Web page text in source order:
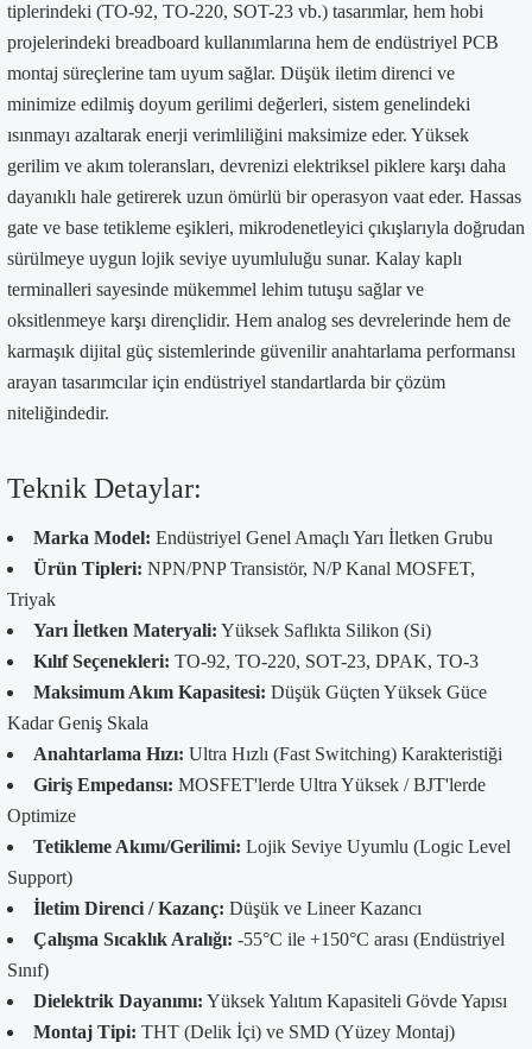
tiplerindeki (TO-92, TO-220, SOT-23 vb.) tasarımlar, hem hobi
projelerindeki breadboard kullanımlarına hem de endüstriyel PCB
montaj süreçlerine tam uyum sağlar. Düşük iletim direnci ve
minimize edilmiş doyum gerilimi değerleri, sistem genelindeki
ısınmayı azaltarak enerji verimliliğini maksimize eder. Yüksek
gerilim ve akım toleransları, devrenizi elektriksel piklere karşı daha
dayanıklı hale getirerek uzun ömürlü bir operasyon vaat eder. Hassas
gate ve base tetikleme eşikleri, mikrodenetleyici çıkışlarıyla doğrudan
sürülmeye uygun lojik seviye uyumluluğu sunar. Kalay kaplı
terminalleri sayesinde mükemmel lehim tutuşu sağlar ve
oksitlenmeye karşı dirençlidir. Hem analog ses devrelerinde hem de
karmaşık dijital güç sistemlerinde güvenilir anahtarlama performansı
arayan tasarımcılar için endüstriyel standartlarda bir çözüm
niteliğindedir.
Teknik Detaylar:
Marka Model: Endüstriyel Genel Amaçlı Yarı İletken Grubu
Ürün Tipleri: NPN/PNP Transistör, N/P Kanal MOSFET,
Triyak
Yarı İletken Materyali: Yüksek Saflıkta Silikon (Si)
Kılıf Seçenekleri: TO-92, TO-220, SOT-23, DPAK, TO-3
Maksimum Akım Kapasitesi: Düşük Güçten Yüksek Güce
Kadar Geniş Skala
Anahtarlama Hızı: Ultra Hızlı (Fast Switching) Karakteristiği
Giriş Empedansı: MOSFET'lerde Ultra Yüksek / BJT'lerde
Optimize
Tetikleme Akımı/Gerilimi: Lojik Seviye Uyumlu (Logic Level
Support)
İletim Direnci / Kazanç: Düşük ve Lineer Kazancı
Çalışma Sıcaklık Aralığı: -55°C ile +150°C arası (Endüstriyel
Sınıf)
Dielektrik Dayanımı: Yüksek Yalıtım Kapasiteli Gövde Yapısı
Montaj Tipi: THT (Delik İçi) ve SMD (Yüzey Montaj)